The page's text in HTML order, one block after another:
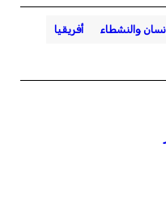
والنشطاء أفريقيا